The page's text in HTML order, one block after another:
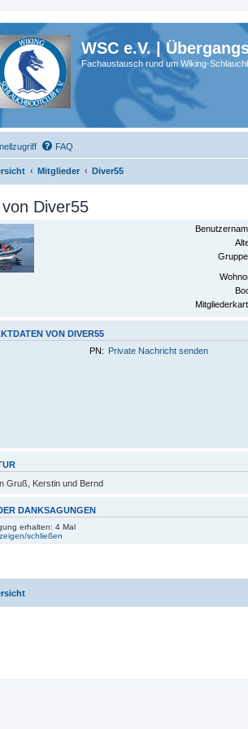
WSC e.V. |
Fachaustausch rund um Wiking-
FAQ
Mitglieder Diver55
Diver55
VON DIVER55
PN: Private Nachricht senden
Gruß, Kerstin und Bernd
DANKSAGUNGEN
erhalten: 4 Mal
schließen